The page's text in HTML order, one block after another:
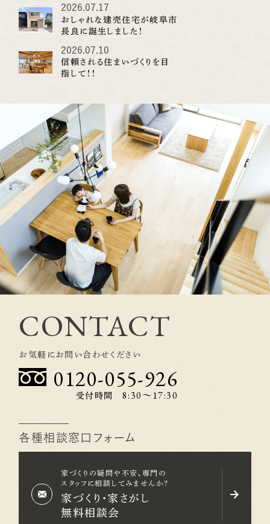
2026.07.17
おしゃれな建売住宅が岐阜市
長良に誕生しました！
2026.07.10
信頼される住まいづくりを目
指して！！
CONTACT
お気軽にお問い合わせください
0120-055-926
受付時間8:30〜17:30
各種相談窓口フォーム
家づくりの疑問や不安、専門の
スタッフに相談してみませんか？
家づくり・家さがし
無料相談会